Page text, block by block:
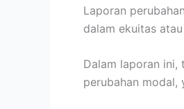
Laporan
dalam ekuitas
Dalam laporan ini,
perubahan modal,